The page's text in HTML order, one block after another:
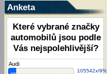
Anketa
Které vybrané značky
automobilů jsou podle
Vás nejspolehlivější?
Audi
105542x/9%